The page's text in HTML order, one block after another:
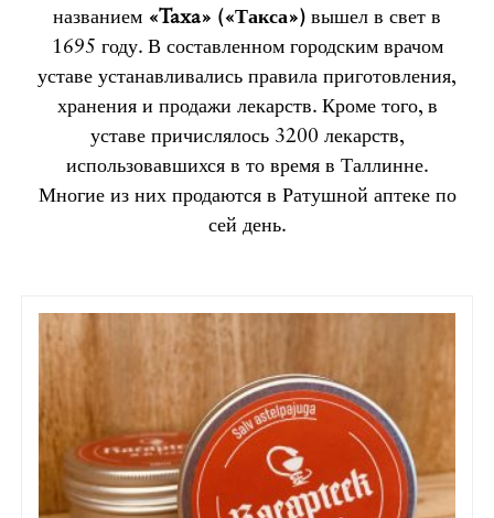
названием «Taxa» («Такса») вышел в свет в
1695 году. В составленном городским врачом
уставе устанавливались правила приготовления,
хранения и продажи лекарств. Кроме того, в
уставе причислялось 3200 лекарств,
использовавшихся в то время в Таллинне.
Многие из них продаются в Ратушной аптеке по
сей день.